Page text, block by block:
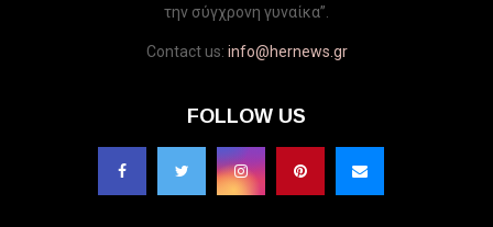
την σύγχρονη γυναίκα”.
Contact us: info@hernews.gr
FOLLOW US